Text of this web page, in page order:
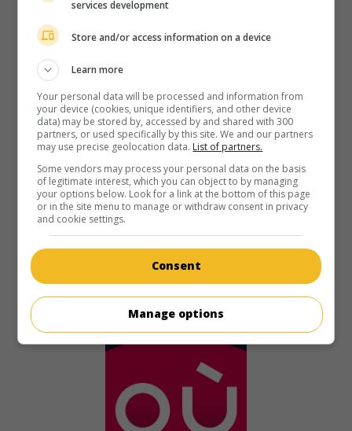
au cinéma sur mes écrans
Coup de foudre postal
É.-U. 1999. Comédie sentimentalede Ron Lagomarsino
avec John Stamos,Annabeth Gish,Angie Dickinson. Sur le
point d'épouser la fille de son patron, un cadre promis à un
brillant avenir rencontre une jeune femme qui transforme
sa vie.
Durée: 95 min.
services development
Store and/or access information on a device
Learn more
Your personal data will be processed and information from
your device (cookies, unique identifiers, and other device
data) may be stored by, accessed by and shared with 300
partners, or used specifically by this site. We and our partners
may use precise geolocation data. List of partners.
Some vendors may process your personal data on the basis
of legitimate interest, which you can object to by managing
your options below. Look for a link at the bottom of this page
or in the site menu to manage or withdraw consent in privacy
and cookie settings.
Consent
Manage options